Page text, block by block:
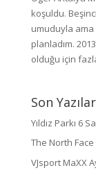
koşuldu.
umuduyla
planladım.
olduğu için
Son Yazılar
Yıldız Parkı 6
The North
VJsport MaXX